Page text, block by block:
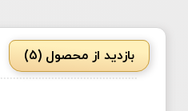
بازدید از محصول (5)